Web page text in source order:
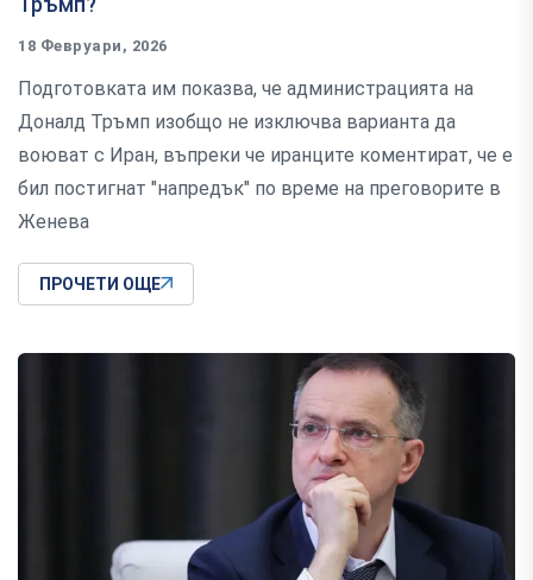
18 Февруари, 2026
Подготовката им показва, че администрацията на
Доналд Тръмп изобщо не изключва варианта да
воюват с Иран, въпреки че иранците коментират, че е
бил постигнат "напредък" по време на преговорите в
Женева
ПРОЧЕТИ ОЩЕ